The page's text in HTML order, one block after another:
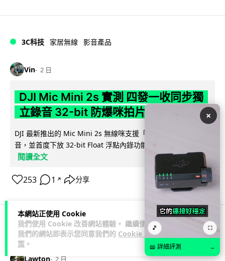
本網站正使用 Cookie
我們使用 Cookie 改善網站體驗。 繼續使用
我們的網站即表示您同意我們的 Cookie 政
策 。
3C科技 家居無線 影音產品
Vin 2 日
DJI Mic Mini 2s 實測 四發一收同步獨
立錄音 32-bit 防爆咪拍片必備
DJI 最新推出的 Mic Mini 2s 無線咪支援「四發一收」分軌錄
音，並首度下放 32-bit Float 浮點內錄功能。本文經實測其...
閱讀全文
253 1 ↗ 分享
科技娛樂 生活娛樂 城中熱話
Lawton 2 日
×
🎵 ⛶
📖 詳細評測 →